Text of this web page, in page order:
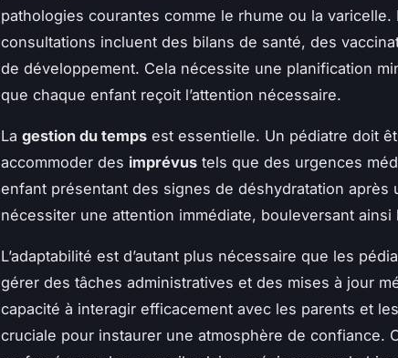
pathologies courantes comme le rhume ou la varicelle.
consultations incluent des bilans de santé, des
de développement. Cela nécessite une planification
que chaque enfant reçoit l’attention nécessaire.
La gestion du temps est essentielle. Un pédiatre doit
accommoder des imprévus tels que des urgences
enfant présentant des signes de déshydratation après
nécessiter une attention immédiate, bouleversant ainsi
L’adaptabilité est d’autant plus nécessaire que les
gérer des tâches administratives et des mises à jour
capacité à interagir efficacement avec les parents et
cruciale pour instaurer une atmosphère de confiance.